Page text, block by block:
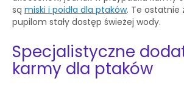
są miski i poidła dla ptaków. Te ostatnie
pupilom stały dostęp świeżej wody.
Specjalistyczne
karmy dla ptaków